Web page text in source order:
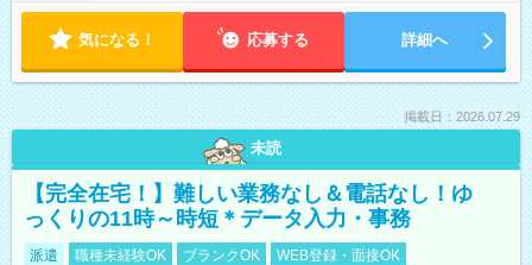
気になる！ 応募する 詳細へ
掲載日：2026.07.29
未読
【完全在宅！】難しい業務なし＆電話なし！ゆ
っくりの11時～時短＊データ入力・事務
派遣 職種未経験OK ブランクOK WEB登録・面接OK